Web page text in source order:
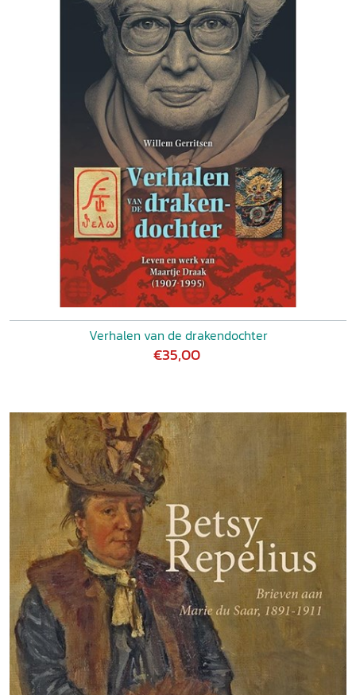
Verhalen van de drakendochter
€35,00